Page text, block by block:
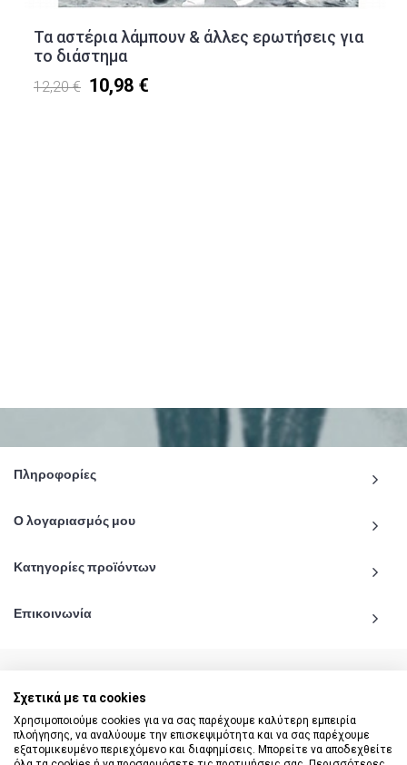
Τα αστέρια λάμπουν & άλλες ερωτήσεις για
το διάστημα
12,20 € 10,98 €
Πληροφορίες
Ο λογαριασμός μου
Κατηγορίες προϊόντων
Επικοινωνία
© 2020 - 2026 katiginetai.gr All Rights Reserved.
Σχετικά με τα cookies
Χρησιμοποιούμε cookies για να σας παρέχουμε καλύτερη εμπειρία
πλοήγησης, να αναλύουμε την επισκεψιμότητα και να σας παρέχουμε
εξατομικευμένο περιεχόμενο και διαφημίσεις. Μπορείτε να αποδεχθείτε